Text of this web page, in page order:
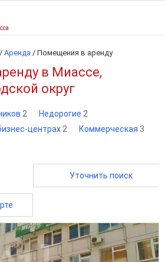
/ Аренда / Помещения в аренду
в Миассе,
округ
2 Недорогие 2
центрах 2 Коммерческая 3
Уточнить поиск